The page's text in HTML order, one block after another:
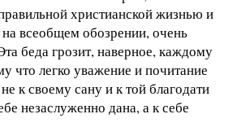
христианской жизнью и
всеобщем обозрении, очень
беда грозит, наверное, каждому
что легко уважение и почитание
к своему сану и к той благодати
незаслуженно дана, а к себе